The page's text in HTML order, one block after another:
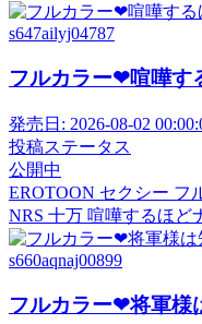
s647ailyj04787
フルカラー❤喧嘩す
発売日: 2026-08-02
投稿ステータス
公開中
EROTOON セクシー フ
NRS 十万 喧嘩するほど
s660aqnaj00899
フルカラー❤将軍様